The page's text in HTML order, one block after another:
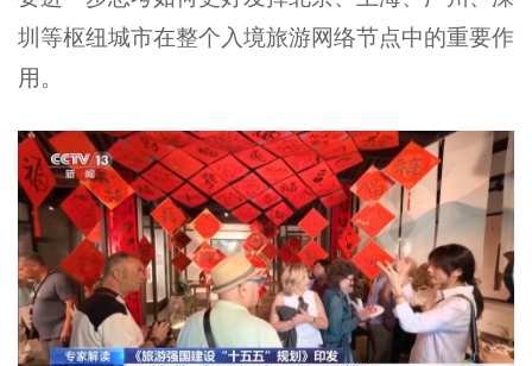
圳等枢纽城市在整个入境旅游网络节点中的重要作
用。